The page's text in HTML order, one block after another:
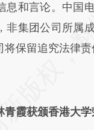
四月全国这些著名景区免费玩！多景区提醒：免门票仍须预约
不合格率3.2%，市场监管总局抽查343家企业眼镜产品
息和言论。中国
非集团公司所属
保留追究法律责
霞获颁香港大